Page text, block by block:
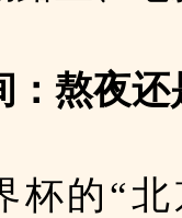
：熬夜还
杯的“